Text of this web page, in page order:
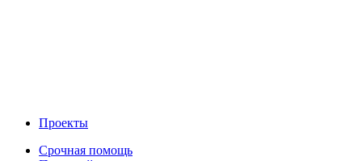
Проекты
Срочная помощь